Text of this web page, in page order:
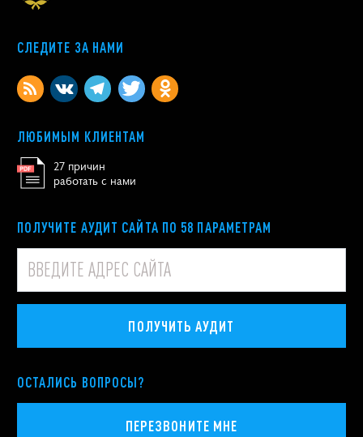
СЛЕДИТЕ ЗА НАМИ
ЛЮБИМЫМ КЛИЕНТАМ
27 причин
работать с нами
ПОЛУЧИТЕ АУДИТ САЙТА ПО 58 ПАРАМЕТРАМ
ПОЛУЧИТЬ АУДИТ
ОСТАЛИСЬ ВОПРОСЫ?
ПЕРЕЗВОНИТЕ МНЕ